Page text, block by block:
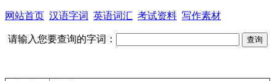
网站首页 汉语字词 英语词汇 考试资料 写作素材
请输入您要查询的字词：